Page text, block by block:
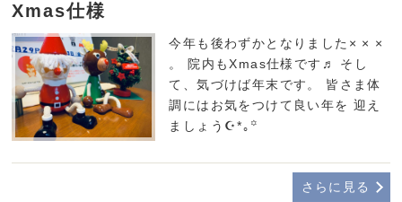
Xmas仕様
今年も後わずかとなりました× × ×
。 院内もXmas仕様です♬︎ そし
て、気づけば年末です。 皆さま体
調にはお気をつけて良い年を 迎え
ましょう☪︎*｡꙳
さらに見る